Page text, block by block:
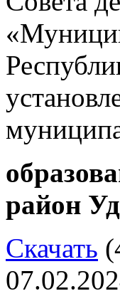
район
Скачать